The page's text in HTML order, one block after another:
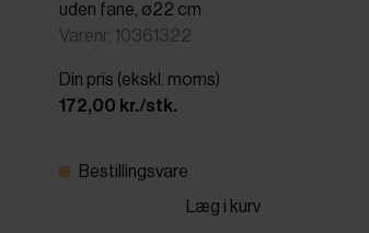
uden fane, ø22 cm
Varenr: 10361322
Din pris (ekskl. moms)
172,00 kr./stk.
Bestillingsvare
Læg i kurv